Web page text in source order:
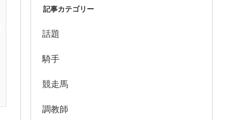
記事カテゴリー
話題
騎手
競走馬
調教師